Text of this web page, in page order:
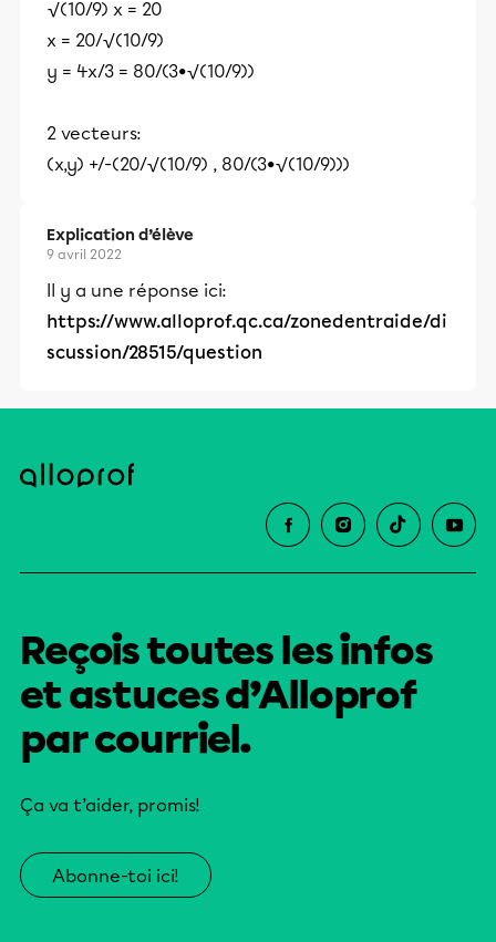
√(10/9) x = 20
x = 20/√(10/9)
y = 4x/3 = 80/(3•√(10/9))
2 vecteurs:
(x,y) +/-(20/√(10/9) , 80/(3•√(10/9)))
Explication d’élève
9 avril 2022
Il y a une réponse ici:
https://www.alloprof.qc.ca/zonedentraide/di
scussion/28515/question
Reçois toutes les infos
et astuces d’Alloprof
par courriel.
Ça va t’aider, promis!
Abonne-toi ici!